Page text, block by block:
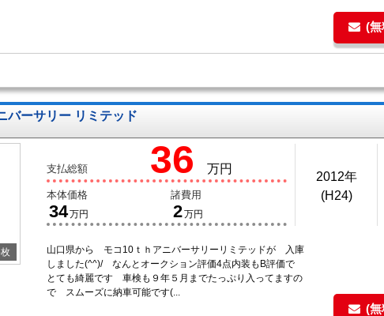
(
バーサリー リミテッド
支払総額 36 万円
本体価格
34万円
諸費用
2万円
2012年
(H24)
山口県から モコ10ｔｈアニバーサリーリミテッドが 入庫
しました(^^)/ なんとオークション評価4点内装もB評価で
とても綺麗です 車検も９年５月までたっぷり入ってますの
で スムーズに納車可能です(...
(